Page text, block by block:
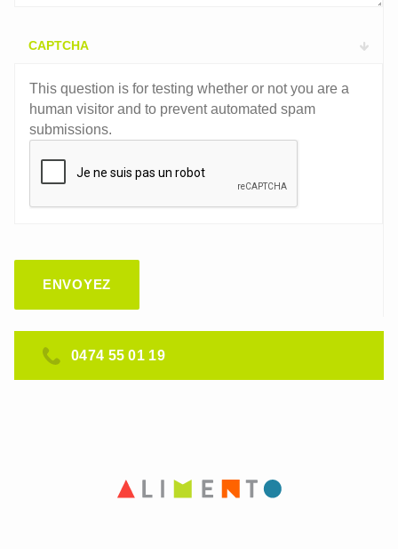
CAPTCHA
This question is for testing whether or not you are a
human visitor and to prevent automated spam
submissions.
0474 55 01 19